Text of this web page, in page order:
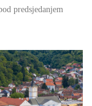
predsjedanjem